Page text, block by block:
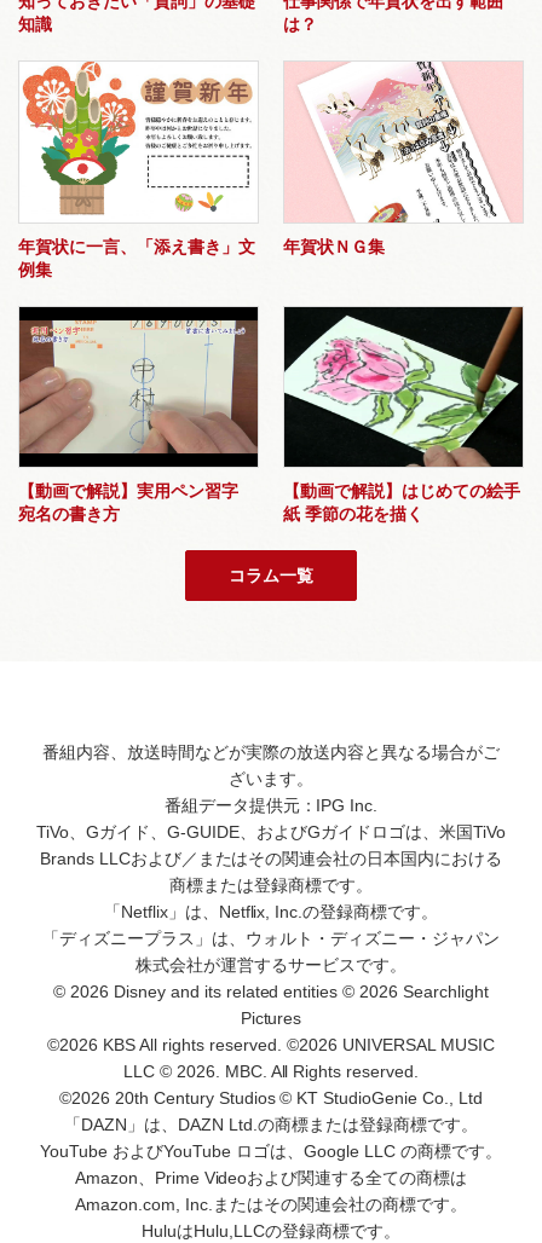
知識
は？
年賀状に一言、「添え書き」文
例集
年賀状ＮＧ集
【動画で解説】実用ペン習字
宛名の書き方
【動画で解説】はじめての絵手
紙 季節の花を描く
コラム一覧
番組内容、放送時間などが実際の放送内容と異なる場合がご
ざいます。
番組データ提供元：IPG Inc.
TiVo、Gガイド、G-GUIDE、およびGガイドロゴは、米国TiVo
Brands LLCおよび／またはその関連会社の日本国内における
商標または登録商標です。
「Netflix」は、Netflix, Inc.の登録商標です。
「ディズニープラス」は、ウォルト・ディズニー・ジャパン
株式会社が運営するサービスです。
© 2026 Disney and its related entities © 2026 Searchlight
Pictures
©2026 KBS All rights reserved. ©2026 UNIVERSAL MUSIC
LLC © 2026. MBC. All Rights reserved.
©2026 20th Century Studios © KT StudioGenie Co., Ltd
「DAZN」は、DAZN Ltd.の商標または登録商標です。
YouTube およびYouTube ロゴは、Google LLC の商標です。
Amazon、Prime Videoおよび関連する全ての商標は
Amazon.com, Inc.またはその関連会社の商標です。
HuluはHulu,LLCの登録商標です。